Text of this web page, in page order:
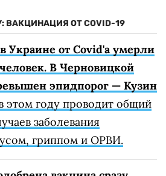
ВАКЦИНАЦИЯ ОТ COVID-19
Украине от Covid'а умерли
В Черновицкой
эпидпорог — Кузин
этом году проводит общий
заболевания
гриппом и ОРВИ.